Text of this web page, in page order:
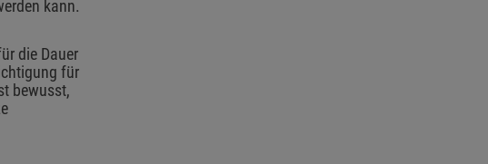
kann.
die Dauer
für
bewusst,